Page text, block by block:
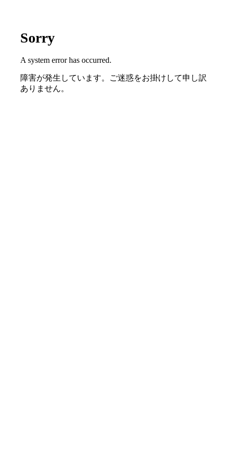
Sorry
A system error has occurred.
障害が発生しています。ご迷惑をお掛けして申し訳
ありません。